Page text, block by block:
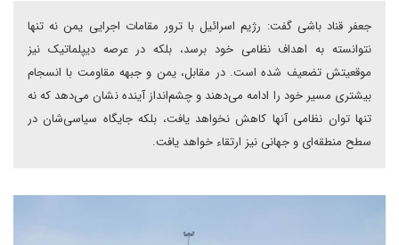
جعفر قناد باشی گفت: رژیم اسرائیل با ترور مقامات اجرایی یمن نه تنها
نتوانسته به اهداف نظامی خود برسد، بلکه در عرصه دیپلماتیک نیز
موقعیتش تضعیف شده است. در مقابل، یمن و جبهه مقاومت با انسجام
بیشتری مسیر خود را ادامه می‌دهند و چشم‌انداز آینده نشان می‌دهد که نه
تنها توان نظامی آنها کاهش نخواهد یافت، بلکه جایگاه سیاسی‌شان در
سطح منطقه‌ای و جهانی نیز ارتقاء خواهد یافت.